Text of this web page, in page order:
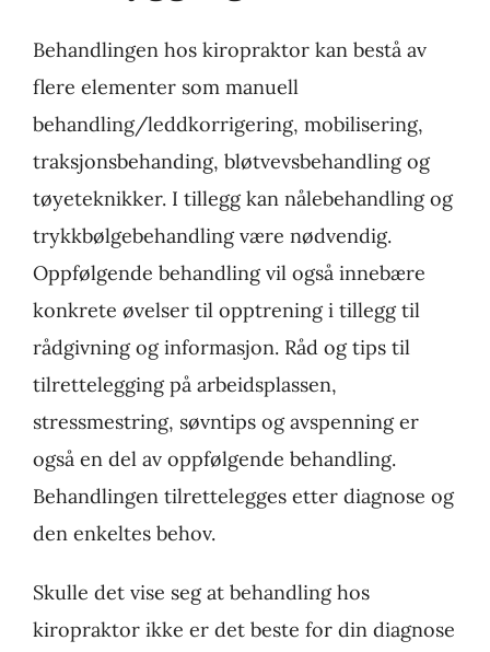
Behandlingen hos kiropraktor kan bestå av
flere elementer som manuell
behandling/leddkorrigering, mobilisering,
traksjonsbehanding, bløtvevsbehandling og
tøyeteknikker. I tillegg kan nålebehandling og
trykkbølgebehandling være nødvendig.
Oppfølgende behandling vil også innebære
konkrete øvelser til opptrening i tillegg til
rådgivning og informasjon. Råd og tips til
tilrettelegging på arbeidsplassen,
stressmestring, søvntips og avspenning er
også en del av oppfølgende behandling.
Behandlingen tilrettelegges etter diagnose og
den enkeltes behov. ​
Skulle det vise seg at behandling hos
kiropraktor ikke er det beste for din diagnose